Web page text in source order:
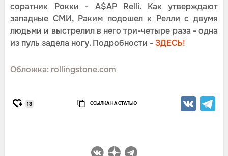
соратник Рокки - A$AP Relli. Как утверждают
западные СМИ, Раким подошел к Релли с двумя
людьми и выстрелил в него три-четыре раза - одна
из пуль задела ногу. Подробности -ЗДЕСЬ!
Обложка: rollingstone.com
13 ССЫЛКА НА СТАТЬЮ